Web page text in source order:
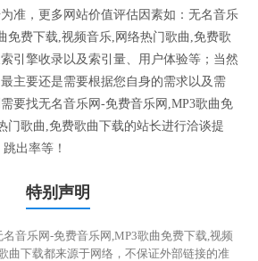
准，更多网站价值评估因素如：无名音乐
免费下载,视频音乐,网络热门歌曲,免费歌
引擎收录以及索引量、用户体验等；当然
主要还是需要根据您自身的需求以及需
要找无名音乐网-免费音乐网,MP3歌曲免
门歌曲,免费歌曲下载的站长进行洽谈提
出率等！
特别声明
音乐网-免费音乐网,MP3歌曲免费下载,视频
曲下载都来源于网络，不保证外部链接的准